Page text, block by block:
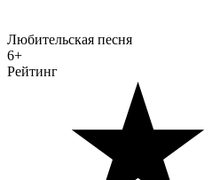
Любительская песня
6+
Рейтинг